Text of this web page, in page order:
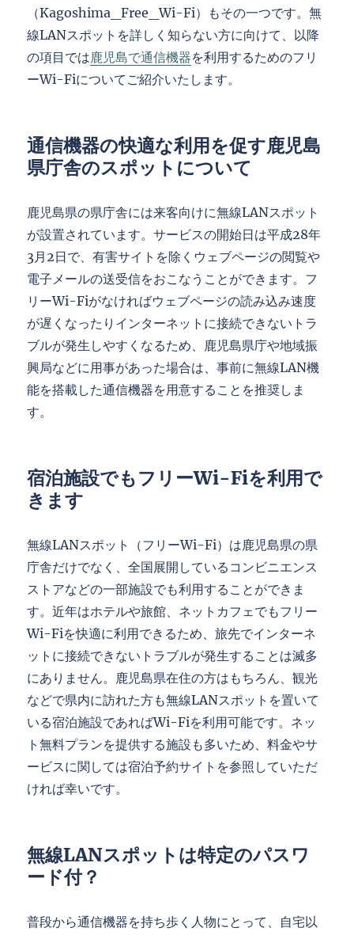
（Kagoshima_Free_Wi-Fi）もその一つです。無
線LANスポットを詳しく知らない方に向けて、以降
の項目では鹿児島で通信機器を利用するためのフリ
ーWi-Fiについてご紹介いたします。
通信機器の快適な利用を促す鹿児島
県庁舎のスポットについて
鹿児島県の県庁舎には来客向けに無線LANスポット
が設置されています。サービスの開始日は平成28年
3月2日で、有害サイトを除くウェブページの閲覧や
電子メールの送受信をおこなうことができます。フ
リーWi-Fiがなければウェブページの読み込み速度
が遅くなったりインターネットに接続できないトラ
ブルが発生しやすくなるため、鹿児島県庁や地域振
興局などに用事があった場合は、事前に無線LAN機
能を搭載した通信機器を用意することを推奨しま
す。
宿泊施設でもフリーWi-Fiを利用で
きます
無線LANスポット（フリーWi-Fi）は鹿児島県の県
庁舎だけでなく、全国展開しているコンビニエンス
ストアなどの一部施設でも利用することができま
す。近年はホテルや旅館、ネットカフェでもフリー
Wi-Fiを快適に利用できるため、旅先でインターネ
ットに接続できないトラブルが発生することは滅多
にありません。鹿児島県在住の方はもちろん、観光
などで県内に訪れた方も無線LANスポットを置いて
いる宿泊施設であればWi-Fiを利用可能です。ネッ
ト無料プランを提供する施設も多いため、料金やサ
ービスに関しては宿泊予約サイトを参照していただ
ければ幸いです。
無線LANスポットは特定のパスワ
ード付？
普段から通信機器を持ち歩く人物にとって、自宅以